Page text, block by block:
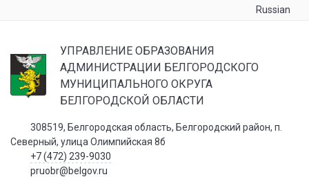
Russian
УПРАВЛЕНИЕ ОБРАЗОВАНИЯ
АДМИНИСТРАЦИИ БЕЛГОРОДСКОГО
МУНИЦИПАЛЬНОГО ОКРУГА
БЕЛГОРОДСКОЙ ОБЛАСТИ
308519, Белгородская область, Белгородский район, п.
Северный, улица Олимпийская 8б
+7 (472) 239-9030
pruobr@belgov.ru